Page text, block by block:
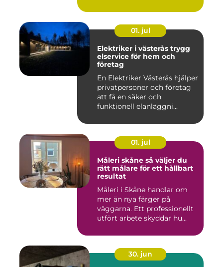
01. jul
Elektriker i västerås trygg
elservice för hem och
företag
En Elektriker Västerås hjälper
privatpersoner och företag
att få en säker och
funktionell elanläggni...
01. jul
Måleri skåne så väljer du
rätt målare för ett hållbart
resultat
Måleri i Skåne handlar om
mer än nya färger på
väggarna. Ett professionellt
utfört arbete skyddar hu...
30. jun